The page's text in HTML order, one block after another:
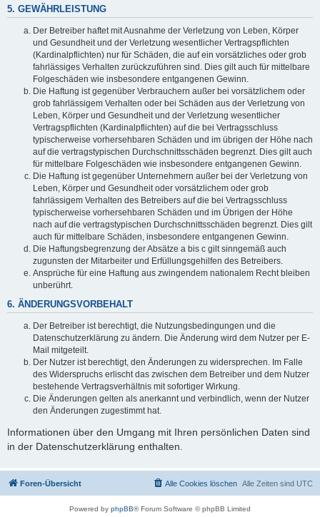
5. GEWÄHRLEISTUNG
Der Betreiber haftet mit Ausnahme der Verletzung von Leben, Körper
und Gesundheit und der Verletzung wesentlicher Vertragspflichten
(Kardinalpflichten) nur für Schäden, die auf ein vorsätzliches oder grob
fahrlässiges Verhalten zurückzuführen sind. Dies gilt auch für mittelbare
Folgeschäden wie insbesondere entgangenen Gewinn.
Die Haftung ist gegenüber Verbrauchern außer bei vorsätzlichem oder
grob fahrlässigem Verhalten oder bei Schäden aus der Verletzung von
Leben, Körper und Gesundheit und der Verletzung wesentlicher
Vertragspflichten (Kardinalpflichten) auf die bei Vertragsschluss
typischerweise vorhersehbaren Schäden und im übrigen der Höhe nach
auf die vertragstypischen Durchschnittsschäden begrenzt. Dies gilt auch
für mittelbare Folgeschäden wie insbesondere entgangenen Gewinn.
Die Haftung ist gegenüber Unternehmern außer bei der Verletzung von
Leben, Körper und Gesundheit oder vorsätzlichem oder grob
fahrlässigem Verhalten des Betreibers auf die bei Vertragsschluss
typischerweise vorhersehbaren Schäden und im Übrigen der Höhe
nach auf die vertragstypischen Durchschnittsschäden begrenzt. Dies gilt
auch für mittelbare Schäden, insbesondere entgangenen Gewinn.
Die Haftungsbegrenzung der Absätze a bis c gilt sinngemäß auch
zugunsten der Mitarbeiter und Erfüllungsgehilfen des Betreibers.
Ansprüche für eine Haftung aus zwingendem nationalem Recht bleiben
unberührt.
6. ÄNDERUNGSVORBEHALT
Der Betreiber ist berechtigt, die Nutzungsbedingungen und die
Datenschutzerklärung zu ändern. Die Änderung wird dem Nutzer per E-
Mail mitgeteilt.
Der Nutzer ist berechtigt, den Änderungen zu widersprechen. Im Falle
des Widerspruchs erlischt das zwischen dem Betreiber und dem Nutzer
bestehende Vertragsverhältnis mit sofortiger Wirkung.
Die Änderungen gelten als anerkannt und verbindlich, wenn der Nutzer
den Änderungen zugestimmt hat.
Informationen über den Umgang mit Ihren persönlichen Daten sind
in der Datenschutzerklärung enthalten.
Foren-Übersicht Alle Zeiten sind UTC
Alle Cookies löschen
Powered by phpBB® Forum Software © phpBB Limited